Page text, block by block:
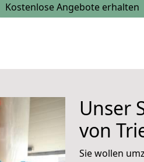
Kostenlose Angebote erhalten
Unser
von
Sie wollen